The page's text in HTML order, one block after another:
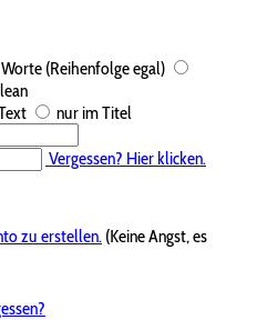
(Reihenfolge egal)
nur im Titel
Vergessen? Hier klicken.
zu erstellen. (Keine Angst, es